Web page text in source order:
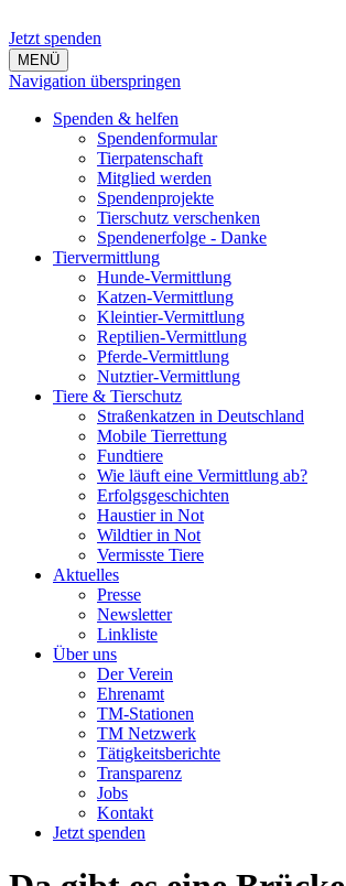
Jetzt spenden
MENÜ
Navigation überspringen
Spenden & helfen
Spendenformular
Tierpatenschaft
Mitglied werden
Spendenprojekte
Tierschutz verschenken
Spendenerfolge - Danke
Tiervermittlung
Hunde-Vermittlung
Katzen-Vermittlung
Kleintier-Vermittlung
Reptilien-Vermittlung
Pferde-Vermittlung
Nutztier-Vermittlung
Tiere & Tierschutz
Straßenkatzen in Deutschland
Mobile Tierrettung
Fundtiere
Wie läuft eine Vermittlung ab?
Erfolgsgeschichten
Haustier in Not
Wildtier in Not
Vermisste Tiere
Aktuelles
Presse
Newsletter
Linkliste
Über uns
Der Verein
Ehrenamt
TM-Stationen
TM Netzwerk
Tätigkeitsberichte
Transparenz
Jobs
Kontakt
Jetzt spenden